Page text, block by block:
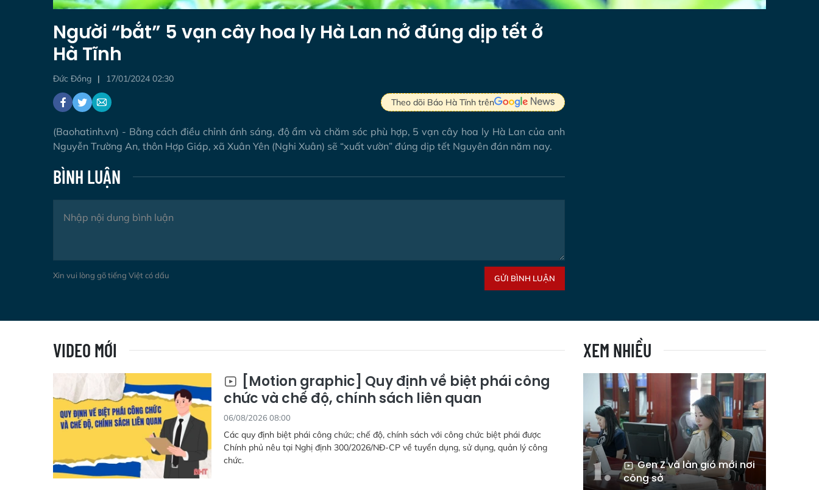
Người “bắt” 5 vạn cây hoa ly Hà Lan nở đúng dịp tết ở
Hà Tĩnh
Đức Đồng 17/01/2024 02:30
Theo dõi Báo Hà Tĩnh trên
(Baohatinh.vn) - Bằng cách điều chỉnh ánh sáng, độ ẩm và chăm sóc phù hợp, 5 vạn cây hoa ly Hà Lan của anh
Nguyễn Trường An, thôn Hợp Giáp, xã Xuân Yên (Nghi Xuân) sẽ “xuất vườn” đúng dịp tết Nguyên đán năm nay.
BÌNH LUẬN
Xin vui lòng gõ tiếng Việt có dấu GỬI BÌNH LUẬN
VIDEO MỚI
[Motion graphic] Quy định về biệt phái công
chức và chế độ, chính sách liên quan
06/08/2026 08:00
Các quy định biệt phái công chức; chế độ, chính sách với công chức biệt phái được
Chính phủ nêu tại Nghị định 300/2026/NĐ-CP về tuyển dụng, sử dụng, quản lý công
chức.
XEM NHIỀU
Gen Z và làn gió mới nơi
công sở